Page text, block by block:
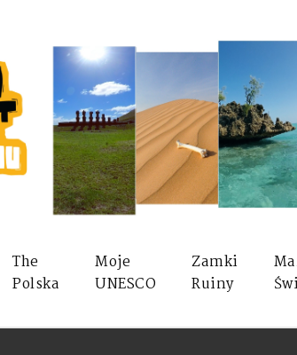
The
Polska
Moje
UNESCO
Zamki
Ruiny